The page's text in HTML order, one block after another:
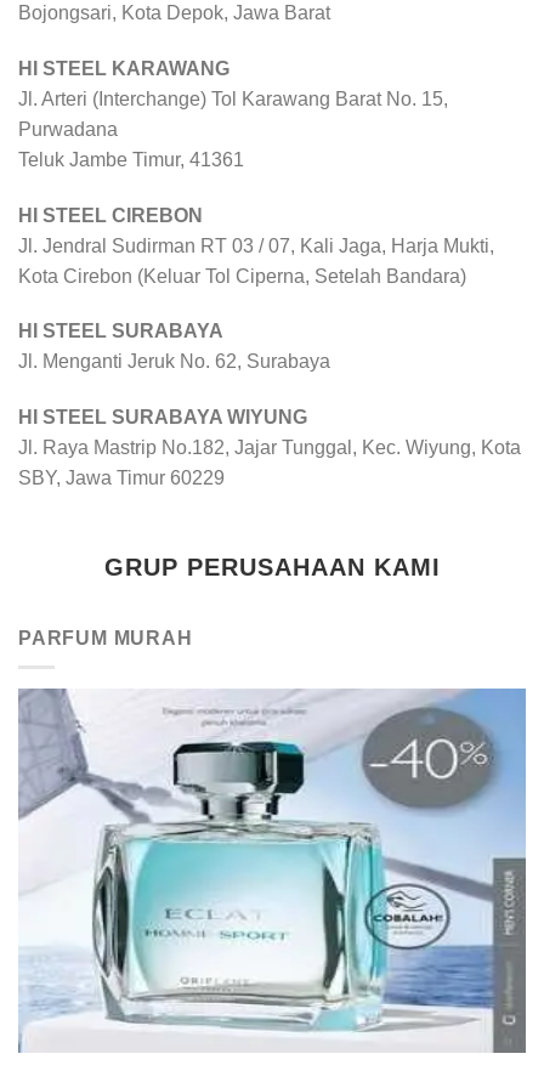
Bojongsari, Kota Depok, Jawa Barat
HI STEEL KARAWANG
Jl. Arteri (Interchange) Tol Karawang Barat No. 15,
Purwadana
Teluk Jambe Timur, 41361
HI STEEL CIREBON
Jl. Jendral Sudirman RT 03 / 07, Kali Jaga, Harja Mukti,
Kota Cirebon (Keluar Tol Ciperna, Setelah Bandara)
HI STEEL SURABAYA
Jl. Menganti Jeruk No. 62, Surabaya
HI STEEL SURABAYA WIYUNG
Jl. Raya Mastrip No.182, Jajar Tunggal, Kec. Wiyung, Kota
SBY, Jawa Timur 60229
GRUP PERUSAHAAN KAMI
PARFUM MURAH